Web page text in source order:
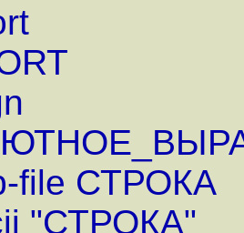
file СТРОКА
"СТРОКА"